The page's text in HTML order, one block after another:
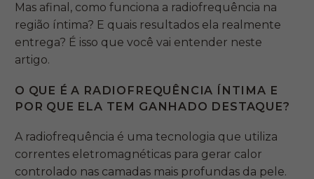
Mas afinal, como funciona a radiofrequência na
região íntima? E quais resultados ela realmente
entrega? É isso que você vai entender neste
artigo.
O QUE É A RADIOFREQUÊNCIA ÍNTIMA E
POR QUE ELA TEM GANHADO DESTAQUE?
A radiofrequência é uma tecnologia que utiliza
correntes eletromagnéticas para gerar calor
controlado nas camadas mais profundas da pele.